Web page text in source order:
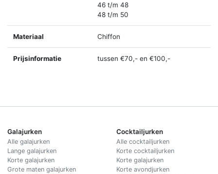
46 t/m 48
48 t/m 50
Materiaal Chiffon
Prijsinformatie tussen €70,- en €100,-
Galajurken
Alle galajurken
Lange galajurken
Korte galajurken
Grote maten galajurken
Cocktailjurken
Alle cocktailjurken
Korte cocktailjurken
Korte galajurken
Korte avondjurken